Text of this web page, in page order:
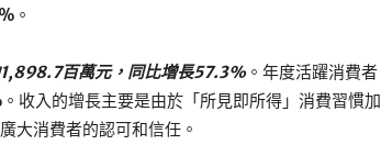
。
百萬元，同比增長57.3%。年度活躍消費者
收入的增長主要是由於「所見即所得」消費習慣加
大消費者的認可和信任。